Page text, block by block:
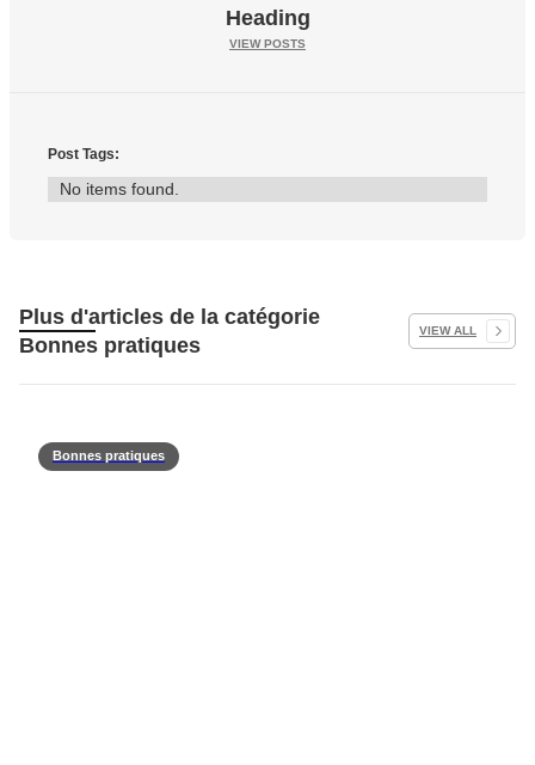
Heading
VIEW POSTS
Post Tags:
No items found.
Plus d'articles de la catégorie
Bonnes pratiques
VIEW ALL
Bonnes pratiques